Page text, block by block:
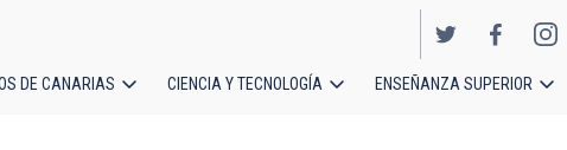
DE CANARIAS CIENCIA Y TECNOLOGÍA ENSEÑANZA SUPERIOR